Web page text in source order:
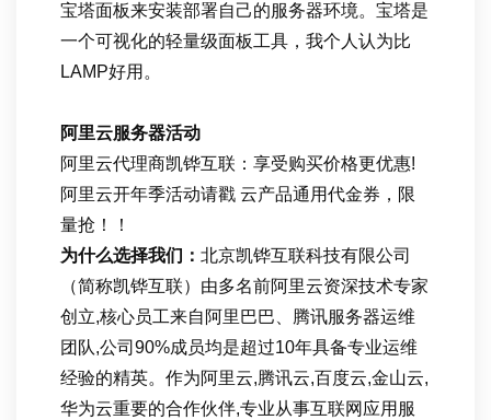
宝塔面板来安装部署自己的服务器环境。宝塔是
一个可视化的轻量级面板工具，我个人认为比
LAMP好用。
阿里云服务器活动
阿里云代理商凯铧互联：享受购买价格更优惠!
阿里云开年季活动请戳 云产品通用代金券，限
量抢！！
为什么选择我们： 北京凯铧互联科技有限公司
（简称凯铧互联）由多名前阿里云资深技术专家
创立,核心员工来自阿里巴巴、腾讯服务器运维
团队,公司90%成员均是超过10年具备专业运维
经验的精英。作为阿里云,腾讯云,百度云,金山云,
华为云重要的合作伙伴,专业从事互联网应用服